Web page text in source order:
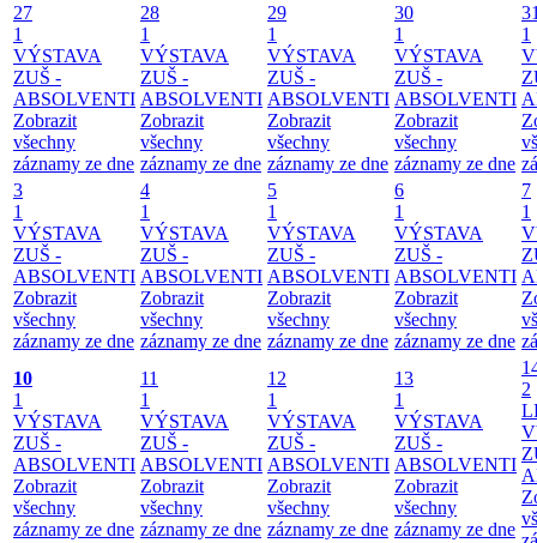
27
1
VÝSTAVA
ZUŠ -
ABSOLVENTI
Zobrazit
všechny
záznamy ze dne
28
1
VÝSTAVA
ZUŠ -
ABSOLVENTI
Zobrazit
všechny
záznamy ze dne
29
1
VÝSTAVA
ZUŠ -
ABSOLVENTI
Zobrazit
všechny
záznamy ze dne
30
1
VÝSTAVA
ZUŠ -
ABSOLVENTI
Zobrazit
všechny
záznamy ze dne
1
3
1
VÝSTAVA
ZUŠ -
ABSOLVENTI
Zobrazit
všechny
záznamy ze dne
4
1
VÝSTAVA
ZUŠ -
ABSOLVENTI
Zobrazit
všechny
záznamy ze dne
5
1
VÝSTAVA
ZUŠ -
ABSOLVENTI
Zobrazit
všechny
záznamy ze dne
6
1
VÝSTAVA
ZUŠ -
ABSOLVENTI
Zobrazit
všechny
záznamy ze dne
7
1
10
1
VÝSTAVA
ZUŠ -
ABSOLVENTI
Zobrazit
všechny
záznamy ze dne
11
1
VÝSTAVA
ZUŠ -
ABSOLVENTI
Zobrazit
všechny
záznamy ze dne
12
1
VÝSTAVA
ZUŠ -
ABSOLVENTI
Zobrazit
všechny
záznamy ze dne
13
1
VÝSTAVA
ZUŠ -
ABSOLVENTI
Zobrazit
všechny
záznamy ze dne
2